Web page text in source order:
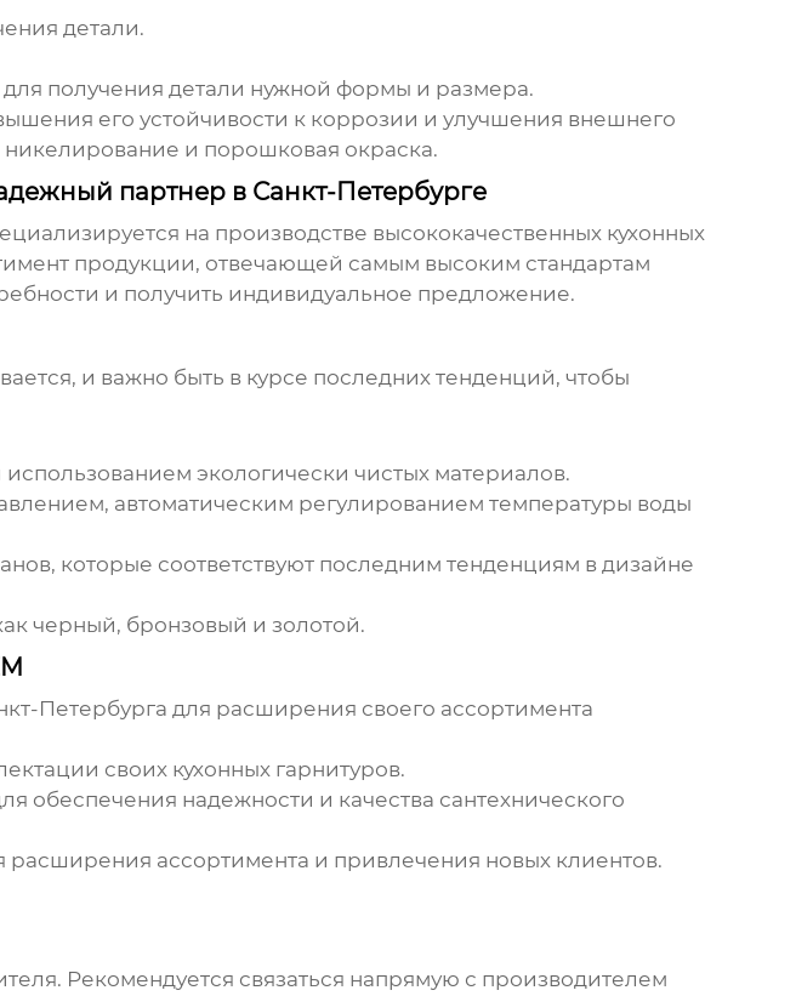
детали.
получения детали нужной формы и размера.
его устойчивости к коррозии и улучшения внешнего
и порошковая окраска.
партнер в Санкт-Петербурге
на производстве высококачественных кухонных
продукции, отвечающей самым высоким стандартам
и получить индивидуальное предложение.
и важно быть в курсе последних тенденций, чтобы
экологически чистых материалов.
автоматическим регулированием температуры воды
которые соответствуют последним тенденциям в дизайне
черный, бронзовый и золотой.
Петербурга для расширения своего ассортимента
своих кухонных гарнитуров.
обеспечения надежности и качества сантехнического
ассортимента и привлечения новых клиентов.
Рекомендуется связаться напрямую с производителем